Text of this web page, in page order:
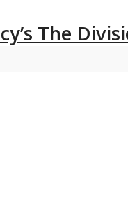
The